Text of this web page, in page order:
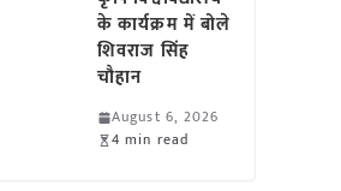
के कार्यक्रम में बोले
शिवराज सिंह
चौहान
August 6, 2026
4 min read